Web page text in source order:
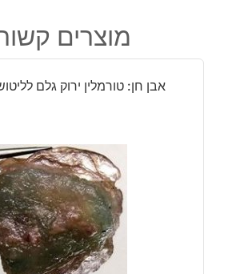
לג'ולי
מלוטש
מידה:
במשקל:
55.2
קרט
מוצרים
אבן חן: טורמלין ירוק גלם לליטוש 13.00